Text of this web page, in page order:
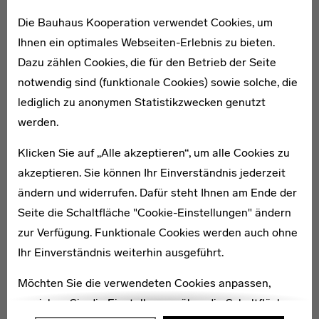
Die Bauhaus Kooperation verwendet Cookies, um
Ihnen ein optimales Webseiten-Erlebnis zu bieten.
Dazu zählen Cookies, die für den Betrieb der Seite
notwendig sind (funktionale Cookies) sowie solche, die
lediglich zu anonymen Statistikzwecken genutzt
werden.
Klicken Sie auf „Alle akzeptieren“, um alle Cookies zu
akzeptieren. Sie können Ihr Einverständnis jederzeit
ändern und widerrufen. Dafür steht Ihnen am Ende der
Seite die Schaltfläche "Cookie-Einstellungen" ändern
zur Verfügung. Funktionale Cookies werden auch ohne
Ihr Einverständnis weiterhin ausgeführt.
Möchten Sie die verwendeten Cookies anpassen,
erreichen Sie die Einstellungen über die Schaltfläche
In von Arends Werksverzeichnis sind rund 2600
Papierarbeiten eingetragen, in den verschiedensten
Zeichen-, Mal-, Misch- und grafischen Techniken erstellt.
30 Webarbeiten – Webbilder, Teppiche und Tapisserien
– sind aufgeführt, mehrheitlich in größeren Formaten
bis zu 210 x 75 cm. Außer in der Ausstellung „Arbeiten
Archiv Darmstadt wurden von Arends Werke 1972 bis
1999 in verschiedenen Einzelausstellungen und
Beteiligungen in Nordrhein-Westfalen, Weimar, Dessau,
Paris und Lüttich gezeigt. Im April 2001 starb Herbert
von Arend in Schleiden/Eifel. [BK]
Literatur: